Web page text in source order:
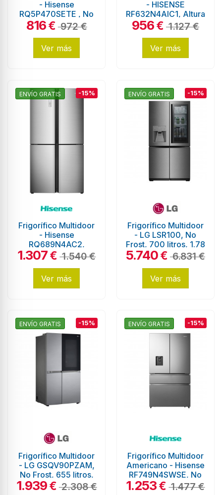
- Hisense
RQ5P470SETE , No
Frost, 483 litros, 1.78
metros,...
816€ 972 €
Ver más
- HISENSE
RF632N4AIC1, Altura
200 cm, Ancho 70
cm, Inox
956€ 1.127 €
Ver más
ENVÍO GRATIS -15%
Frigorífico Multidoor
- Hisense
RQ689N4AC2,
Eficiencia A++,
1.307€ 1.540 €
Ver más
ENVÍO GRATIS -15%
Frigorífico Multidoor
- LG LSR100, No
Frost, 700 litros, 1.78
metros, Instaview,
5.740€ 6.831 €
Ver más
ENVÍO GRATIS -15%
Frigorífico Multidoor
- LG GSQV90PZAM,
No Frost, 655 litros,
1.79 metros, Wi-Fi,...
1.939€ 2.308 €
ENVÍO GRATIS -15%
Frigorífico Multidoor
Americano - Hisense
RF749N4SWSE, No
Frost, 579 litros,
1.253€ 1.477 €